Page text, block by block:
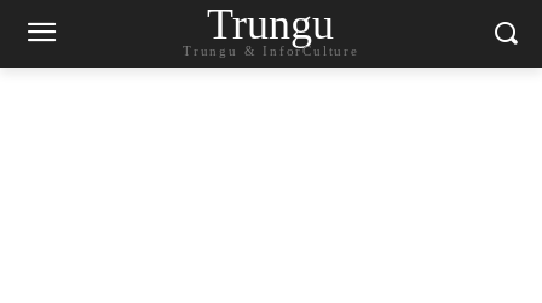
Trungu
Trungu & InforCulture